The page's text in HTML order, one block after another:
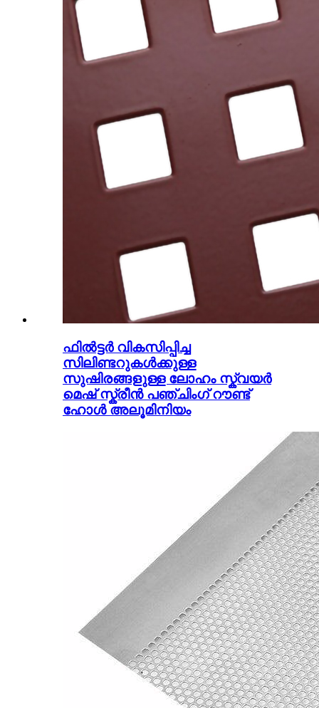
ഫിൽട്ടർ വികസിപ്പിച്ച
സിലിണ്ടറുകൾക്കുള്ള
സുഷിരങ്ങളുള്ള ലോഹം സ്ക്വയർ
മെഷ് സ്ക്രീൻ പഞ്ചിംഗ് റൗണ്ട്
ഹോൾ അലൂമിനിയം